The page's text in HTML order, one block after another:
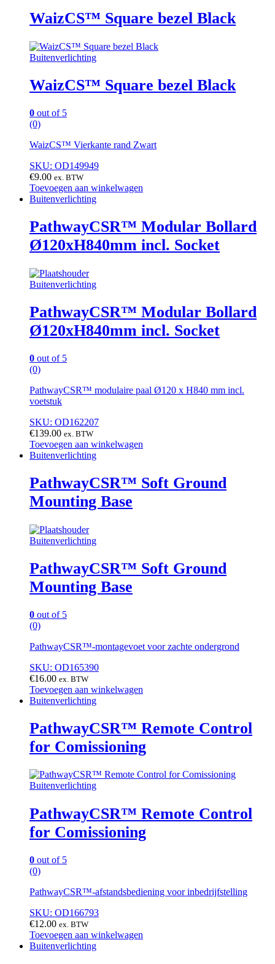
WaizCS™ Square bezel Black
Buitenverlichting
WaizCS™ Square bezel Black
0 out of 5
(0)
WaizCS™ Vierkante rand Zwart
SKU: OD149949
€9.00 ex. BTW
Toevoegen aan winkelwagen
Buitenverlichting
PathwayCSR™ Modular Bollard
Ø120xH840mm incl. Socket
Buitenverlichting
PathwayCSR™ Modular Bollard
Ø120xH840mm incl. Socket
0 out of 5
(0)
PathwayCSR™ modulaire paal Ø120 x H840 mm incl.
voetstuk
SKU: OD162207
€139.00 ex. BTW
Toevoegen aan winkelwagen
Buitenverlichting
PathwayCSR™ Soft Ground
Mounting Base
Buitenverlichting
PathwayCSR™ Soft Ground
Mounting Base
0 out of 5
(0)
PathwayCSR™-montagevoet voor zachte ondergrond
SKU: OD165390
€16.00 ex. BTW
Toevoegen aan winkelwagen
Buitenverlichting
PathwayCSR™ Remote Control
for Comissioning
Buitenverlichting
PathwayCSR™ Remote Control
for Comissioning
0 out of 5
(0)
PathwayCSR™-afstandsbediening voor inbedrijfstelling
SKU: OD166793
€12.00 ex. BTW
Toevoegen aan winkelwagen
Buitenverlichting